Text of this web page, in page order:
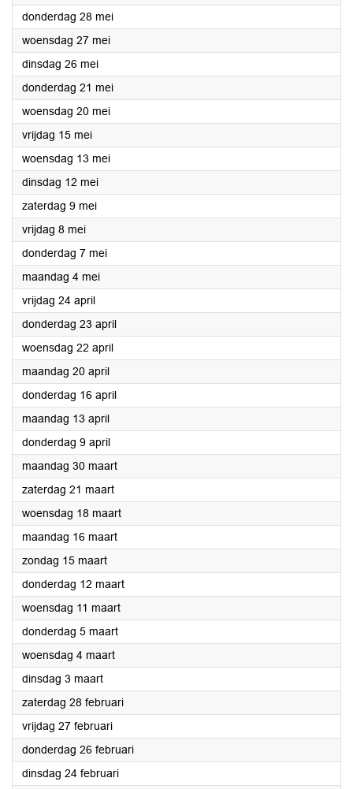
donderdag 28 mei2026
woensdag 27 mei2026
dinsdag 26 mei2026
donderdag 21 mei2026
woensdag 20 mei2026
vrijdag 15 mei2026
woensdag 13 mei2026
dinsdag 12 mei2026
zaterdag 9 mei2026
vrijdag 8 mei2026
donderdag 7 mei2026
maandag 4 mei2026
vrijdag 24 april2026
donderdag 23 april2026
woensdag 22 april2026
maandag 20 april2026
donderdag 16 april2026
maandag 13 april2026
donderdag 9 april2026
maandag 30 maart2026
zaterdag 21 maart2026
woensdag 18 maart2026
maandag 16 maart2026
zondag 15 maart2026
donderdag 12 maart2026
woensdag 11 maart2026
donderdag 5 maart2026
woensdag 4 maart2026
dinsdag 3 maart2026
zaterdag 28 februari2026
vrijdag 27 februari2026
donderdag 26 februari2026
dinsdag 24 februari2026